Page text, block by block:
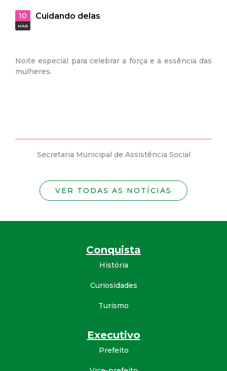
a essência das
Social
29
Vagas abertas para PCD’s na
A Secretaria Municipal de Assistência
Secretaria Municipal de Assistência
VER TODAS AS NOTÍCIAS
Conquista
História
Curiosidades
Turismo
Executivo
Prefeito